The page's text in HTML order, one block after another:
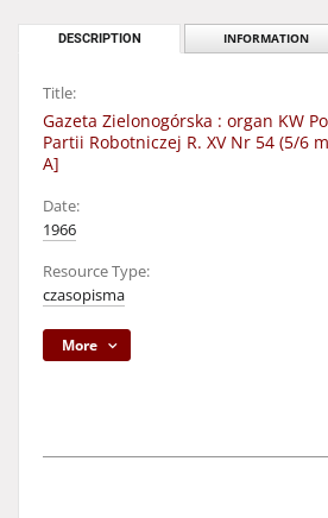
DESCRIPTION INFORMATION
Title:
Gazeta Zielonogórska : organ KW
Partii Robotniczej R. XV Nr 54 (5/6
A]
Date:
1966
Resource Type:
czasopisma
More